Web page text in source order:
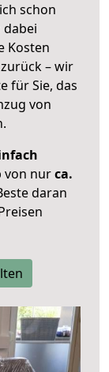
schon
Kosten
– wir
für Sie, das
von
von nurca.
daran